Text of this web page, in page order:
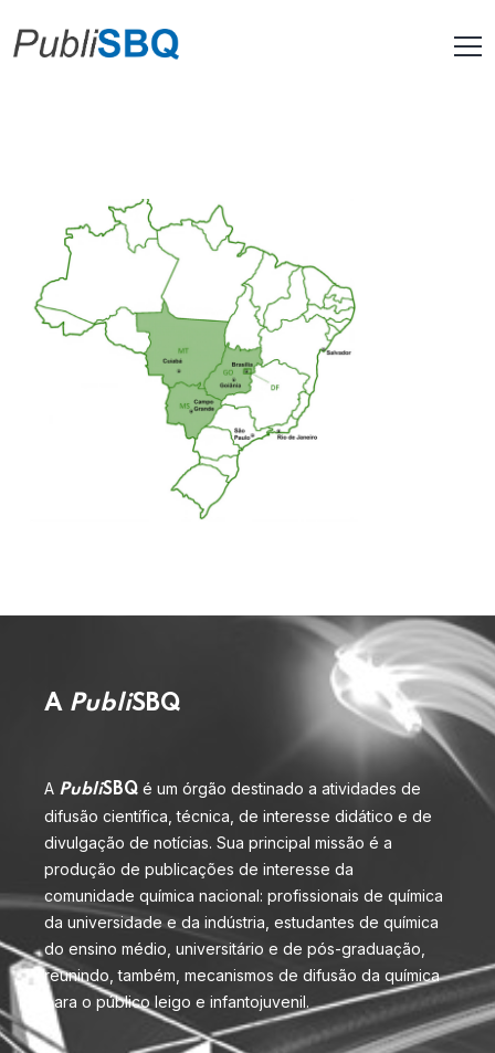
A PubliSBQ
A PubliSBQ é um órgão destinado a atividades de
difusão científica, técnica, de interesse didático e de
divulgação de notícias. Sua principal missão é a
produção de publicações de interesse da
comunidade química nacional: profissionais de química
da universidade e da indústria, estudantes de química
do ensino médio, universitário e de pós-graduação,
reunindo, também, mecanismos de difusão da química
para o público leigo e infantojuvenil.